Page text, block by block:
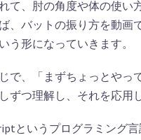
て、肘の角度や体の使
、バットの振り方を動
う形になっていきます。
で、「まずちょっとや
ずつ理解し、それを応用
というプログラミング